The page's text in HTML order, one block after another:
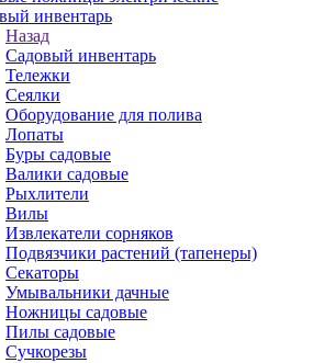
инвентарь
Назад
Садовый инвентарь
Тележки
Сеялки
Оборудование для полива
Лопаты
Буры садовые
Валики садовые
Рыхлители
Вилы
Извлекатели сорняков
Подвязчики растений (тапенеры)
Секаторы
Умывальники дачные
Ножницы садовые
Пилы садовые
Сучкорезы